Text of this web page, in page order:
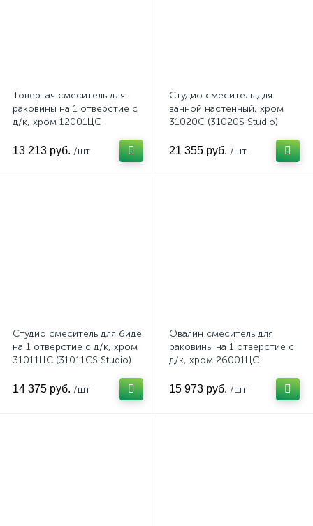
Товертач смеситель для
раковины на 1 отверстие с
д/к, хром 12001ЦС
13 213 руб. /шт
Студио смеситель для
ванной настенный, хром
31020С (31020S Studio)
21 355 руб. /шт
Студио смеситель для биде
на 1 отверстие с д/к, хром
31011ЦС (31011CS Studio)
14 375 руб. /шт
Овалин смеситель для
раковины на 1 отверстие с
д/к, хром 26001ЦС
15 973 руб. /шт